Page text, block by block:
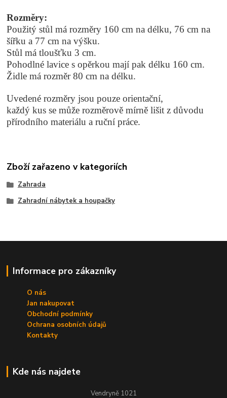
Rozměry:
Použitý stůl má rozměry 160 cm na délku, 76 cm na
šířku a 77 cm na výšku.
Stůl má tloušťku 3 cm.
Pohodlné lavice s opěrkou mají pak délku 160 cm.
Židle má rozměr 80 cm na délku.
Uvedené rozměry jsou pouze orientační,
každý kus se může rozměrově mírně lišit z důvodu
přírodního materiálu a ruční práce.
Zboží zařazeno v kategoriích
Zahrada
Zahradní nábytek a houpačky
Informace pro zákazníky
O nás
Jan nakupovat
Obchodní podmínky
Ochrana osobních údajů
Kontakty
Kde nás najdete
Vendryně 1021